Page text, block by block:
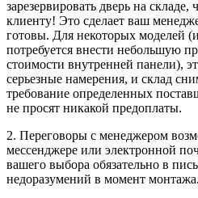
зарезервировать дверь на
клиенту! Это сделает ваш
готовы. Для некоторых моделей
потребуется внести небольшую
стоимости внутренней панели),
серьезные намерения, и склад
требование определенных
не просят никакой предоплаты.
2. Переговоры с менеджером
мессенджере или электронной
вашего выбора обязательно в
недоразумений в момент монтажа.